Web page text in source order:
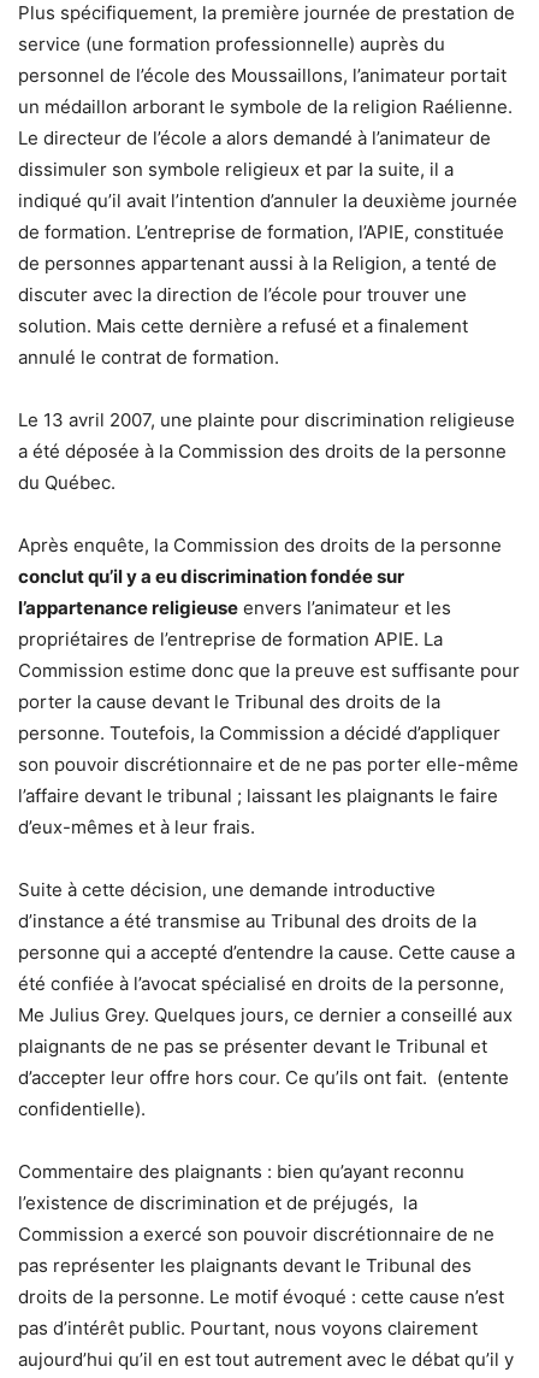
Plus spécifiquement, la première journée de prestation de
service (une formation professionnelle) auprès du
personnel de l’école des Moussaillons, l’animateur portait
un médaillon arborant le symbole de la religion Raélienne.
Le directeur de l’école a alors demandé à l’animateur de
dissimuler son symbole religieux et par la suite, il a
indiqué qu’il avait l’intention d’annuler la deuxième journée
de formation. L’entreprise de formation, l’APIE, constituée
de personnes appartenant aussi à la Religion, a tenté de
discuter avec la direction de l’école pour trouver une
solution. Mais cette dernière a refusé et a finalement
annulé le contrat de formation.
Le 13 avril 2007, une plainte pour discrimination religieuse
a été déposée à la Commission des droits de la personne
du Québec.
Après enquête, la Commission des droits de la personne
conclut qu’il y a eu discrimination fondée sur
l’appartenance religieuse envers l’animateur et les
propriétaires de l’entreprise de formation APIE. La
Commission estime donc que la preuve est suffisante pour
porter la cause devant le Tribunal des droits de la
personne. Toutefois, la Commission a décidé d’appliquer
son pouvoir discrétionnaire et de ne pas porter elle-même
l’affaire devant le tribunal ; laissant les plaignants le faire
d’eux-mêmes et à leur frais.
Suite à cette décision, une demande introductive
d’instance a été transmise au Tribunal des droits de la
personne qui a accepté d’entendre la cause. Cette cause a
été confiée à l’avocat spécialisé en droits de la personne,
Me Julius Grey. Quelques jours, ce dernier a conseillé aux
plaignants de ne pas se présenter devant le Tribunal et
d’accepter leur offre hors cour. Ce qu’ils ont fait. (entente
confidentielle).
Commentaire des plaignants : bien qu’ayant reconnu
l’existence de discrimination et de préjugés, la
Commission a exercé son pouvoir discrétionnaire de ne
pas représenter les plaignants devant le Tribunal des
droits de la personne. Le motif évoqué : cette cause n’est
pas d’intérêt public. Pourtant, nous voyons clairement
aujourd’hui qu’il en est tout autrement avec le débat qu’il y